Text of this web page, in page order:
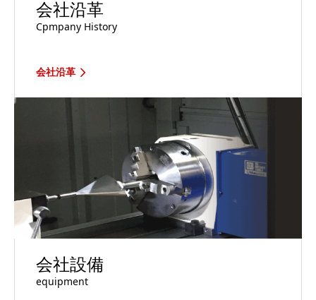
会社沿革
Cpmpany History
会社沿革
会社設備
equipment